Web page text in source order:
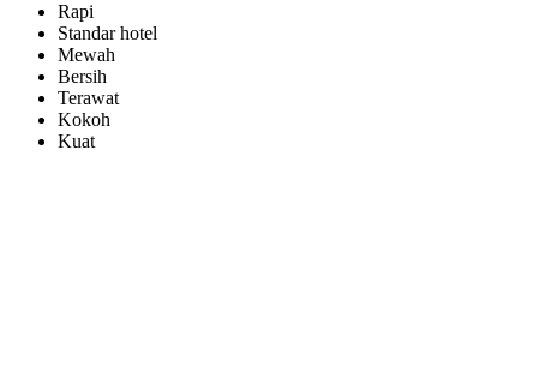
Rapi
Standar hotel
Mewah
Bersih
Terawat
Kokoh
Kuat